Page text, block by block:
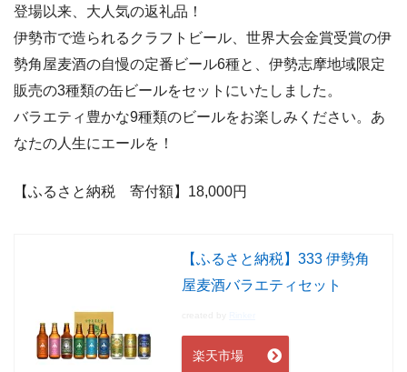
登場以来、大人気の返礼品！
伊勢市で造られるクラフトビール、世界大会金賞受賞の伊
勢角屋麦酒の自慢の定番ビール6種と、伊勢志摩地域限定
販売の3種類の缶ビールをセットにいたしました。
バラエティ豊かな9種類のビールをお楽しみください。あ
なたの人生にエールを！
【ふるさと納税 寄付額】18,000円
【ふるさと納税】333 伊勢角
屋麦酒バラエティセット
楽天市場